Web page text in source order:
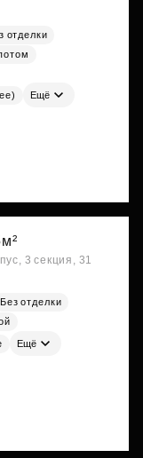
отделки
Ещё
3 секция, 31
Без отделки
Ещё